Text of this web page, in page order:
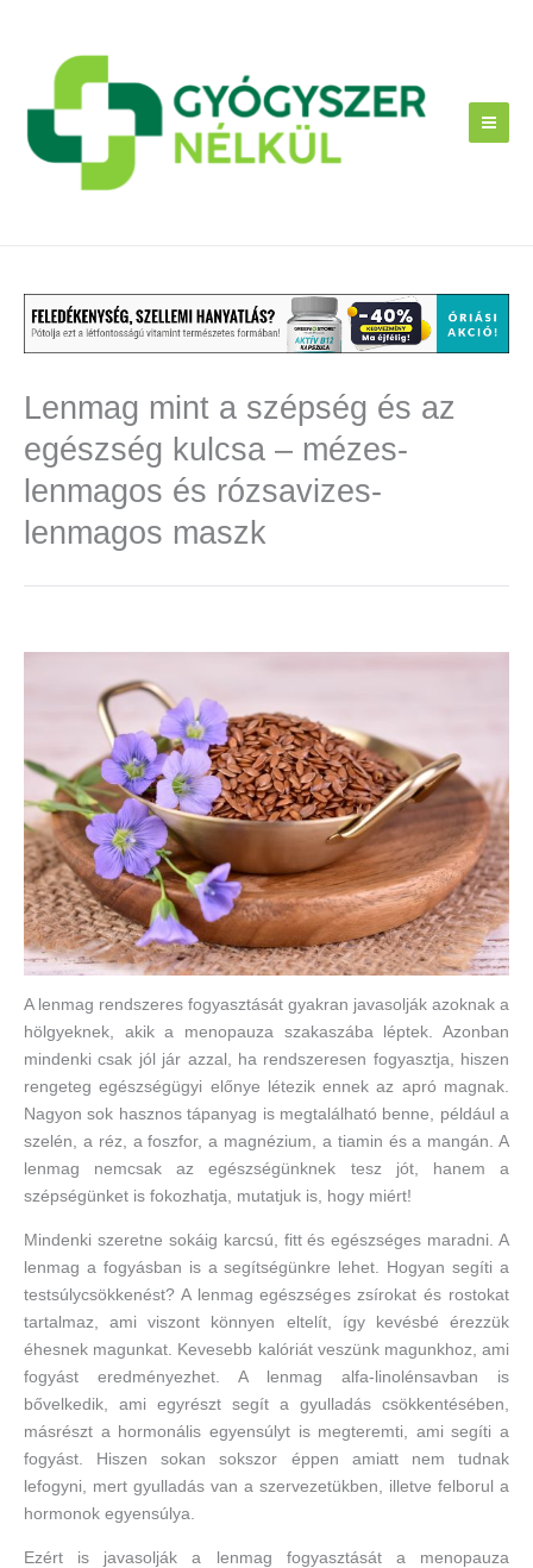
Lenmag mint a szépség és az
egészség kulcsa – mézes-
lenmagos és rózsavizes-
lenmagos maszk
A lenmag rendszeres fogyasztását gyakran javasolják azoknak a
hölgyeknek, akik a menopauza szakaszába léptek. Azonban
mindenki csak jól jár azzal, ha rendszeresen fogyasztja, hiszen
rengeteg egészségügyi előnye létezik ennek az apró magnak.
Nagyon sok hasznos tápanyag is megtalálható benne, például a
szelén, a réz, a foszfor, a magnézium, a tiamin és a mangán. A
lenmag nemcsak az egészségünknek tesz jót, hanem a
szépségünket is fokozhatja, mutatjuk is, hogy miért!
Mindenki szeretne sokáig karcsú, fitt és egészséges maradni. A
lenmag a fogyásban is a segítségünkre lehet. Hogyan segíti a
testsúlycsökkenést? A lenmag egészséges zsírokat és rostokat
tartalmaz, ami viszont könnyen eltelít, így kevésbé érezzük
éhesnek magunkat. Kevesebb kalóriát veszünk magunkhoz, ami
fogyást eredményezhet. A lenmag alfa-linolénsavban is
bővelkedik, ami egyrészt segít a gyulladás csökkentésében,
másrészt a hormonális egyensúlyt is megteremti, ami segíti a
fogyást. Hiszen sokan sokszor éppen amiatt nem tudnak
lefogyni, mert gyulladás van a szervezetükben, illetve felborul a
hormonok egyensúlya.
Ezért is javasolják a lenmag fogyasztását a menopauza